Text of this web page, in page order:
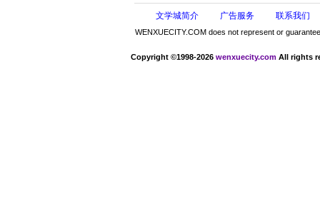
文学城简介 广告服务 联系我们
WENXUECITY.COM does not represent or
Copyright ©1998-2026 wenxuecity.com All rights